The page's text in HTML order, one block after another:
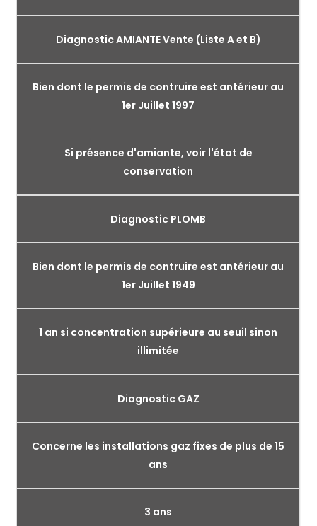
Diagnostic AMIANTE Vente (Liste A et B)
Bien dont le permis de contruire est antérieur au
1er Juillet 1997
Si présence d'amiante, voir l'état de
conservation
Diagnostic PLOMB
Bien dont le permis de contruire est antérieur au
1er Juillet 1949
1 an si concentration supérieure au seuil sinon
illimitée
Diagnostic GAZ
Concerne les installations gaz fixes de plus de 15
ans
3 ans